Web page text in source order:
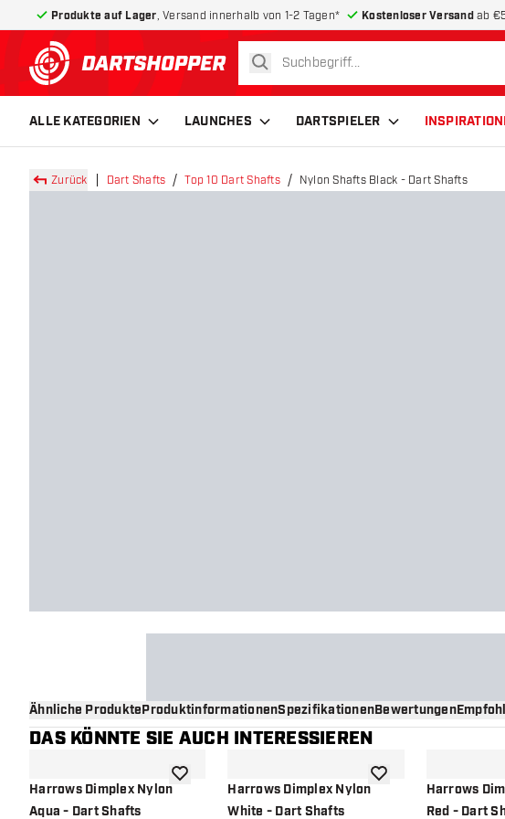
Produkte auf Lager , Versand innerhalb von 1-2 Tagen* Kostenloser Versandab
zurück zur Startseite
suchen
ALLE KATEGORIEN LAUNCHES DARTSPIELER
Zurück Dart Shafts Top 10 Dart Shafts Nylon Shafts Black - Dart Shafts
Ähnliche ProdukteProduktinformationenSpezifikationenBewertungen
DAS KÖNNTE SIE AUCH INTERESSIEREN
Harrows Dimplex Nylon
Aqua - Dart Shafts
Zur Wunschliste hinzufügen
Harrows Dimplex Nylon
White - Dart Shafts
Zur Wunschliste
Harrows
Red - Dart